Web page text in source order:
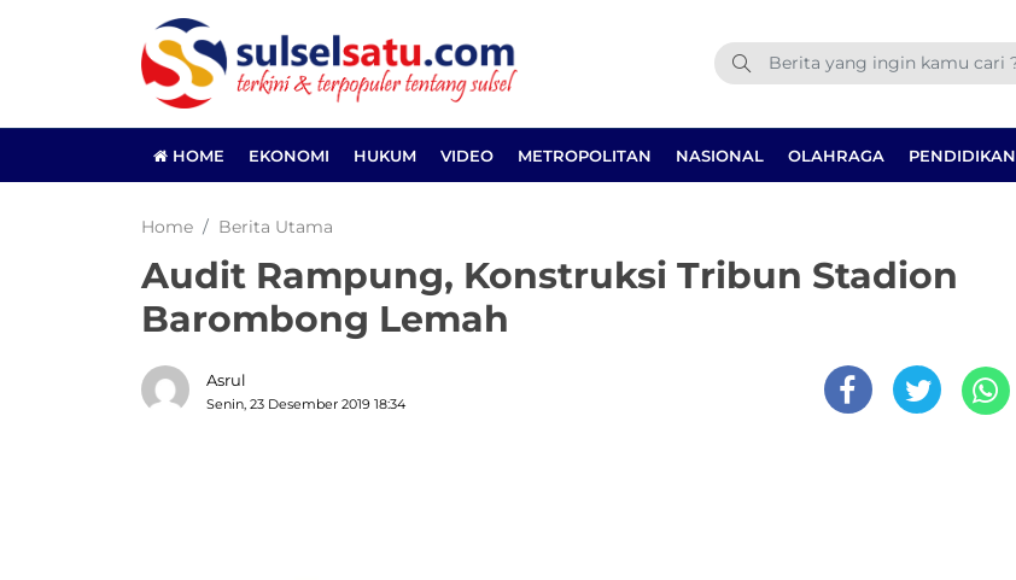
HOME EKONOMI HUKUM VIDEO METROPOLITAN NASIONAL OLAHRAGA PENDIDIKAN
Home Berita Utama
Audit Rampung, Konstruksi Tribun Stadion
Barombong Lemah
Asrul
Senin, 23 Desember 2019 18:34